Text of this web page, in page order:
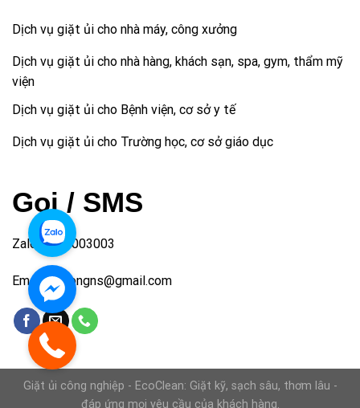
Dịch vụ giặt ủi cho nhà máy, công xưởng
Dịch vụ giặt ủi cho nhà hàng, khách sạn, spa, gym, thẩm mỹ
viện
Dịch vụ giặt ủi cho Bệnh viện, cơ sở y tế
Dịch vụ giặt ủi cho Trường học, cơ sở giáo dục
Gọi / SMS
Zalo: 0827003003
Email: bmlongns@gmail.com
Giặt ủi công nghiệp - EcoClean: Giặt kỹ, sạch sâu, thơm lâu -
đáp ứng mọi yêu cầu của khách hàng.